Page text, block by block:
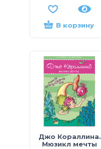
В корзину
Джо Кораллина.
Мюзикл мечты